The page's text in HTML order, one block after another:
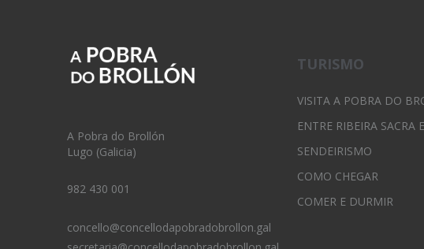
A Pobra do Brollón
Lugo (Galicia)
982 430 001
concello@concellodapobradobrollon.gal
TURISMO
VISITA A POBRA DO
ENTRE RIBEIRA SACRA
SENDEIRISMO
COMO CHEGAR
COMER E DURMIR